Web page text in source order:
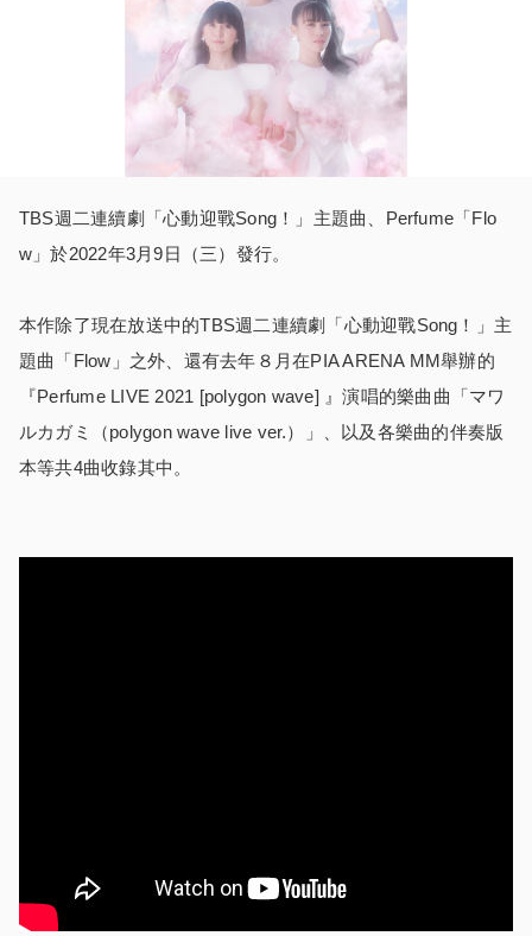
TBS週二連續劇「心動迎戰Song！」主題曲、Perfume「Flo
w」於2022年3月9日（三）發行。
本作除了現在放送中的TBS週二連續劇「心動迎戰Song！」主
題曲「Flow」之外、還有去年８月在PIA ARENA MM舉辦的
『Perfume LIVE 2021 [polygon wave] 』演唱的樂曲曲「マワ
ルカガミ（polygon wave live ver.）」、以及各樂曲的伴奏版
本等共4曲收錄其中。